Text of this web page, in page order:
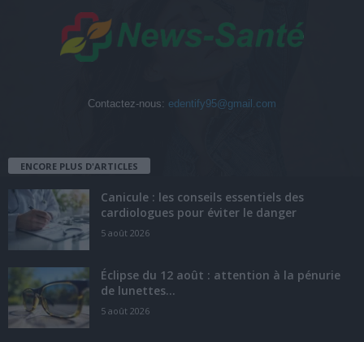
Contactez-nous: edentify95@gmail.com
ENCORE PLUS D'ARTICLES
Canicule : les conseils essentiels des
cardiologues pour éviter le danger
5 août 2026
Éclipse du 12 août : attention à la pénurie
de lunettes...
5 août 2026